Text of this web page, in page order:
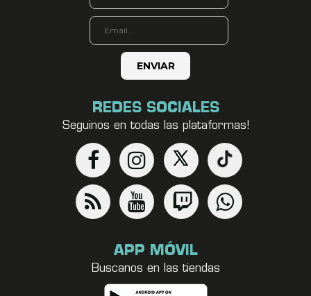
REDES SOCIALES
Seguinos en todas las plataformas!
APP MÓVIL
Buscanos en las tiendas